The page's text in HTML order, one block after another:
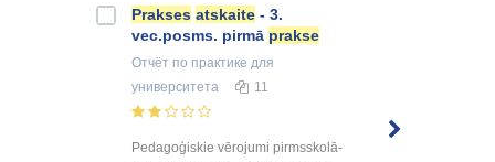
Prakses atskaite - 3.
vec.posms. pirmā prakse
Отчёт по практике для
университета
11
Pedagoģiskie vērojumi pirmsskolā-